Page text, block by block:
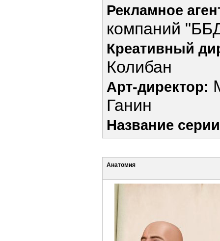
Рекламное
компаний
Креативный
Колибан
Арт-директор:
Ганин
Название
Анатомия